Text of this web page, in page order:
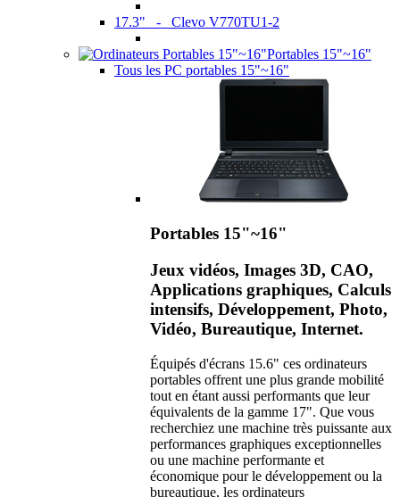
17.3" - Clevo V770TU1-2
Portables 15"~16"
Tous les PC portables 15"~16"
Portables 15"~16"
Jeux vidéos, Images 3D, CAO,
Applications graphiques, Calculs
intensifs, Développement, Photo,
Vidéo, Bureautique, Internet.
Équipés d'écrans 15.6" ces ordinateurs
portables offrent une plus grande mobilité
tout en étant aussi performants que leur
équivalents de la gamme 17". Que vous
recherchiez une machine très puissante aux
performances graphiques exceptionnelles
ou une machine performante et
économique pour le développement ou la
bureautique, les ordinateurs